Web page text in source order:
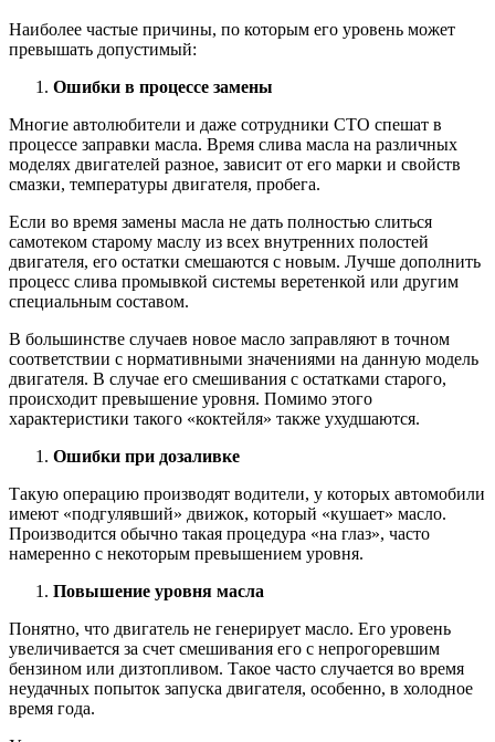
Наиболее частые причины, по которым его уровень может
превышать допустимый:
Ошибки в процессе замены
Многие автолюбители и даже сотрудники СТО спешат в
процессе заправки масла. Время слива масла на различных
моделях двигателей разное, зависит от его марки и свойств
смазки, температуры двигателя, пробега.
Если во время замены масла не дать полностью слиться
самотеком старому маслу из всех внутренних полостей
двигателя, его остатки смешаются с новым. Лучше дополнить
процесс слива промывкой системы веретенкой или другим
специальным составом.
В большинстве случаев новое масло заправляют в точном
соответствии с нормативными значениями на данную модель
двигателя. В случае его смешивания с остатками старого,
происходит превышение уровня. Помимо этого
характеристики такого «коктейля» также ухудшаются.
Ошибки при дозаливке
Такую операцию производят водители, у которых автомобили
имеют «подгулявший» движок, который «кушает» масло.
Производится обычно такая процедура «на глаз», часто
намеренно с некоторым превышением уровня.
Повышение уровня масла
Понятно, что двигатель не генерирует масло. Его уровень
увеличивается за счет смешивания его с непрогоревшим
бензином или дизтопливом. Такое часто случается во время
неудачных попыток запуска двигателя, особенно, в холодное
время года.